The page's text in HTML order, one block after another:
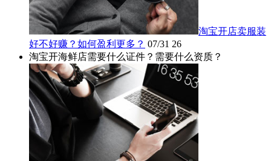
淘宝开店卖服装
好不好赚？如何盈利更多？ 07/31 26
淘宝开海鲜店需要什么证件？需要什么资质？